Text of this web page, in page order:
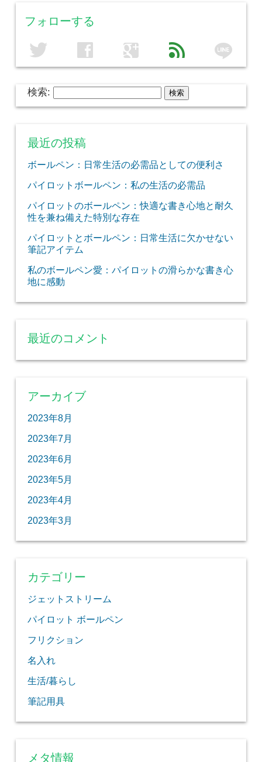
フォローする
twitter facebook google feed line
検索:
最近の投稿
ボールペン：日常生活の必需品としての便利さ
パイロットボールペン：私の生活の必需品
パイロットのボールペン：快適な書き心地と耐久
性を兼ね備えた特別な存在
パイロットとボールペン：日常生活に欠かせない
筆記アイテム
私のボールペン愛：パイロットの滑らかな書き心
地に感動
最近のコメント
アーカイブ
2023年8月
2023年7月
2023年6月
2023年5月
2023年4月
2023年3月
カテゴリー
ジェットストリーム
パイロット ボールペン
フリクション
名入れ
生活/暮らし
筆記用具
メタ情報